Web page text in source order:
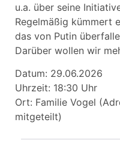
u.a. über seine
Regelmäßig kümmert
das von Putin
Darüber wollen wir
Datum: 29.06.2026
Uhrzeit: 18:30 Uhr
Ort: Familie Vogel
mitgeteilt)